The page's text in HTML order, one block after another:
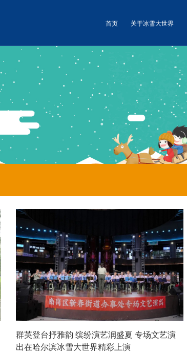
首页 关于冰雪大世界
暖心服务
新闻资讯
新闻动态
图像中心
群英登台抒雅韵 缤纷演艺润盛夏 专场文艺演
出在哈尔滨冰雪大世界精彩上演